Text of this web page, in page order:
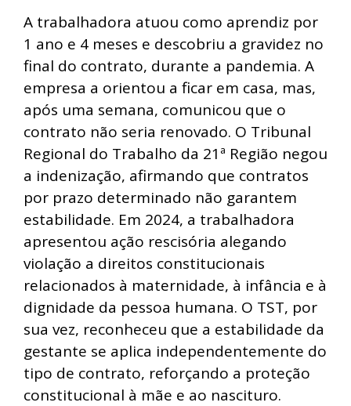
A trabalhadora atuou como aprendiz por
1 ano e 4 meses e descobriu a gravidez no
final do contrato, durante a pandemia. A
empresa a orientou a ficar em casa, mas,
após uma semana, comunicou que o
contrato não seria renovado. O Tribunal
Regional do Trabalho da 21ª Região negou
a indenização, afirmando que contratos
por prazo determinado não garantem
estabilidade. Em 2024, a trabalhadora
apresentou ação rescisória alegando
violação a direitos constitucionais
relacionados à maternidade, à infância e à
dignidade da pessoa humana. O TST, por
sua vez, reconheceu que a estabilidade da
gestante se aplica independentemente do
tipo de contrato, reforçando a proteção
constitucional à mãe e ao nascituro.